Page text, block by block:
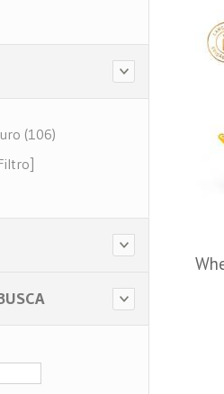
(106)